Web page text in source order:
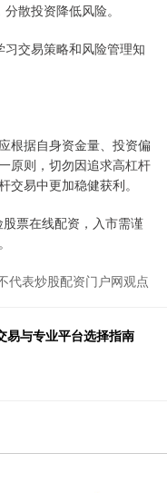
散投资降低风险。
交易策略和风险管理知
根据自身资金量、投资偏
原则，切勿因追求高杠杆
易中更加稳健获利。
票在线配资，入市需谨
代表炒股配资门户网观点
易与专业平台选择指南